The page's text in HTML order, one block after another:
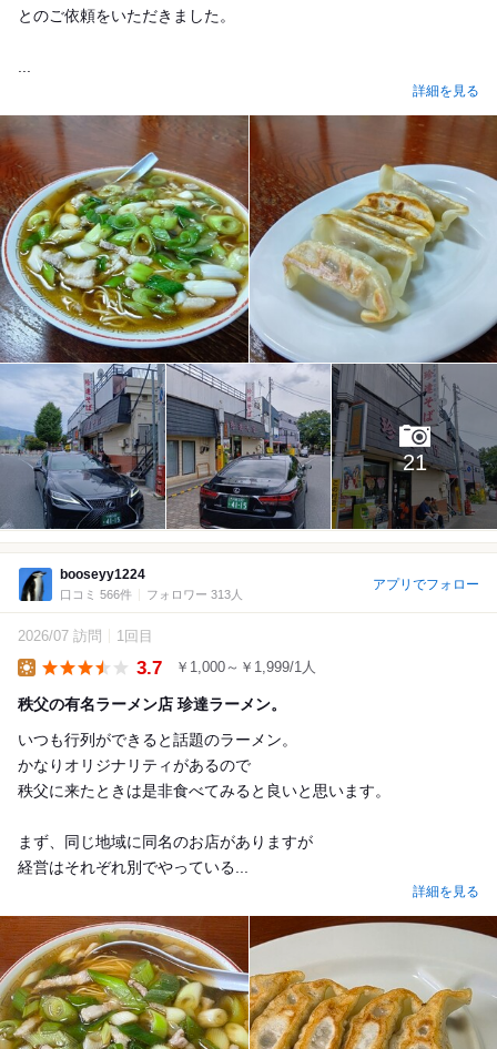
とのご依頼をいただきました。
詳細を見る
21
booseyy1224
口コミ 566件 フォロワー 313人
アプリでフォロー
2026/07 訪問 1回目
3.7 ￥1,000～￥1,999/1人
秩父の有名ラーメン店 珍達ラーメン。
いつも行列ができると話題のラーメン。
かなりオリジナリティがあるので
秩父に来たときは是非食べてみると良いと思います。
まず、同じ地域に同名のお店がありますが
経営はそれぞれ別でやっている...
詳細を見る